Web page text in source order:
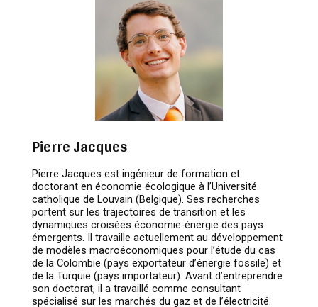
Pierre Jacques
Pierre Jacques est ingénieur de formation et
doctorant en économie écologique à l’Université
catholique de Louvain (Belgique). Ses recherches
portent sur les trajectoires de transition et les
dynamiques croisées économie-énergie des pays
émergents. Il travaille actuellement au développement
de modèles macroéconomiques pour l’étude du cas
de la Colombie (pays exportateur d’énergie fossile) et
de la Turquie (pays importateur). Avant d’entreprendre
son doctorat, il a travaillé comme consultant
spécialisé sur les marchés du gaz et de l’électricité.